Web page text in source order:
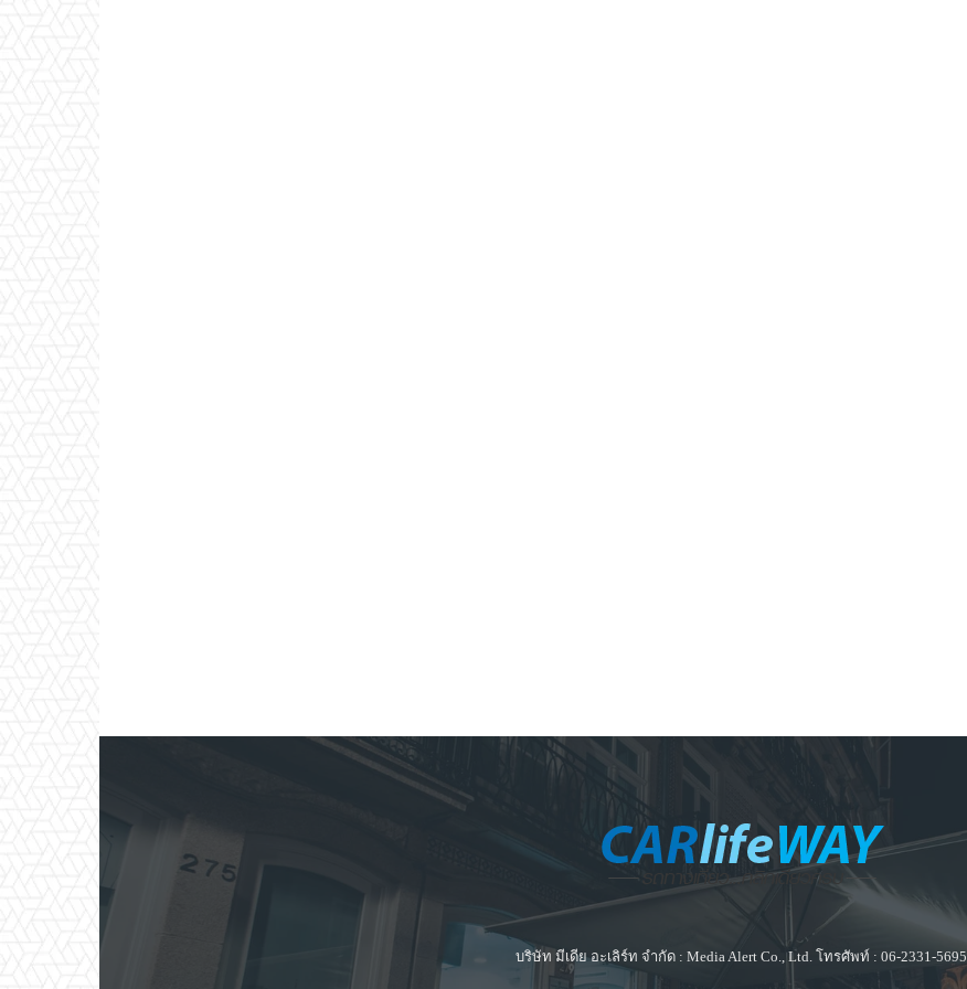
บริษัท มีเดีย อะเลิร์ท จำกัด : Media Alert Co., Ltd. โทรศัพท์ : 06-2331-5695